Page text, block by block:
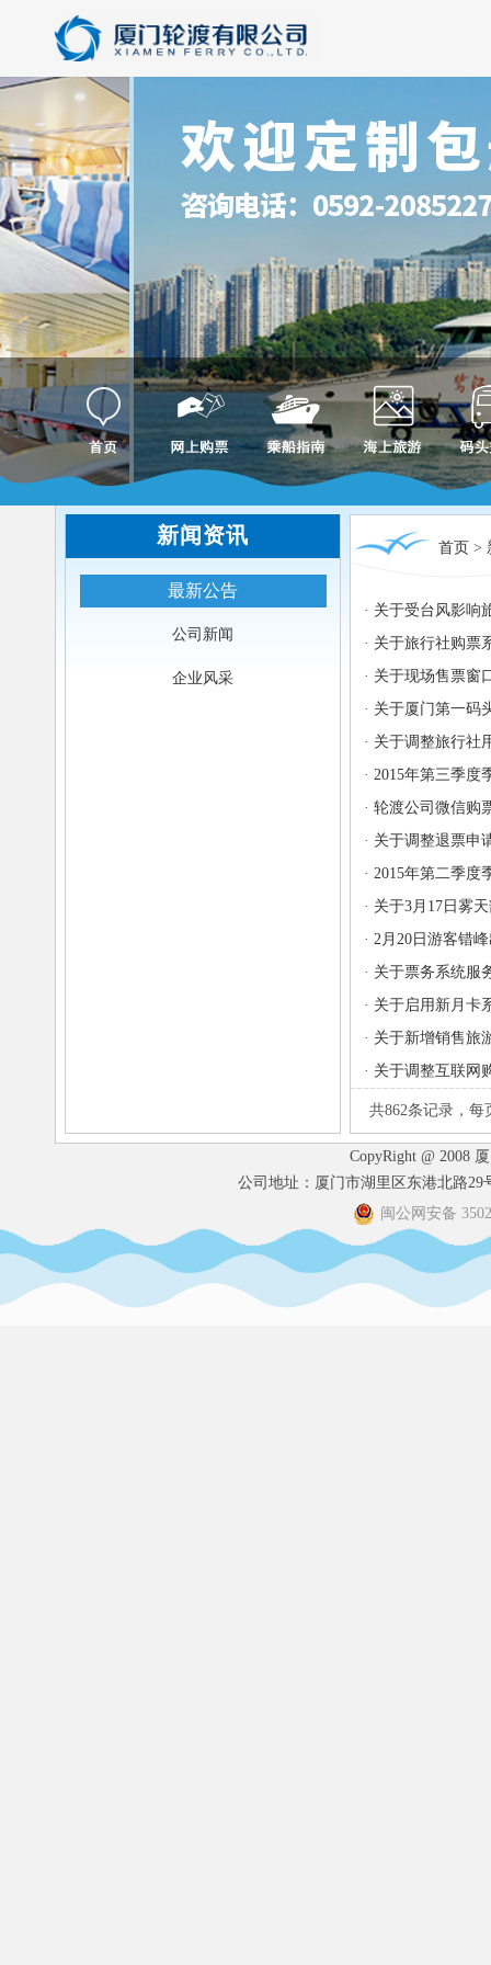
新闻资讯
最新公告
公司新闻
企业风采
首页 >
· 关于受台风影响
· 关于旅行社购票
· 关于现场售票窗
· 关于厦门第一码
· 关于调整旅行社
· 2015年第三季度
· 轮渡公司微信购
· 关于调整退票申
· 2015年第二季度
· 关于3月17日雾
· 2月20日游客错
· 关于票务系统服
· 关于启用新月卡
· 关于新增销售旅
· 关于调整互联网
共862条记录，每
CopyRight @ 2008
公司地址：厦门市湖里区东港北路29
闽公网安备